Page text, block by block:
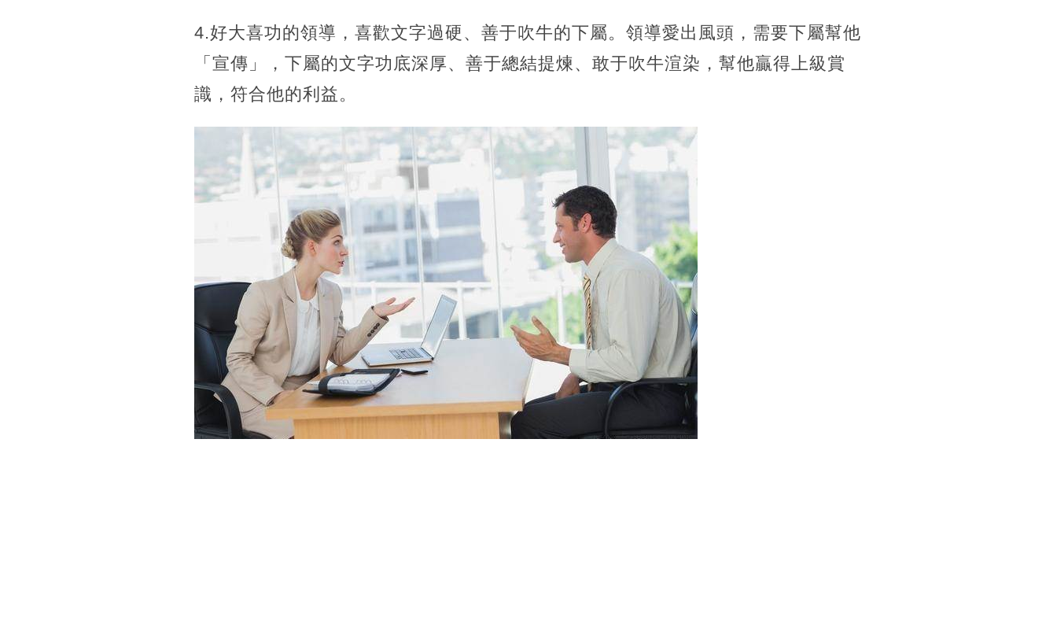
4.好大喜功的領導，喜歡文字過硬、善于吹牛的下屬。領導愛出風頭，需要下屬幫他
「宣傳」，下屬的文字功底深厚、善于總結提煉、敢于吹牛渲染，幫他贏得上級賞
識，符合他的利益。